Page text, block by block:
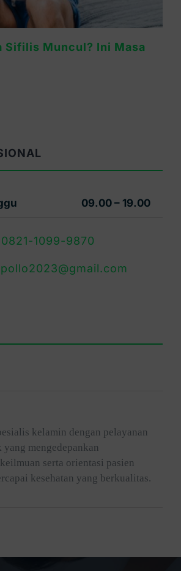
Bintik Merah di Telapak
09.00 – 19.00
0821-1099-9870
kelamin dengan pelayanan
yang mengedepankan
serta orientasi pasien
kesehatan yang berkualitas.